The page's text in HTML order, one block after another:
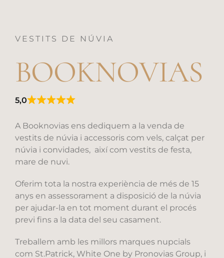
VESTITS DE NÚVIA
BOOKNOVIAS
5,0
Rated
out
5
A Booknovias ens dediquem a la venda de
vestits de núvia i accessoris com vels, calçat per
núvia i convidades, així com vestits de festa,
mare de nuvi.
Oferim tota la nostra experiència de més de 15
anys en assessorament a disposició de la núvia
per ajudar-la en tot moment durant el procés
previ fins a la data del seu casament.
Treballem amb les millors marques nupcials
com St.Patrick, White One by Pronovias Group, i